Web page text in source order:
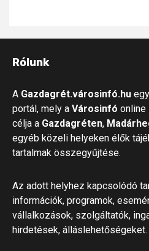
Rólunk
A Gazdagrét.városinfó.hu
portál, mely a Városinfó online
célja a Gazdagréten,
egyéb közeli helyeken élők
tartalmak összegyűjtése.
Az adott helyhez kapcsolódó
információk, programok,
vállalkozások, szolgáltatók,
hirdetések, álláslehetőségeket.